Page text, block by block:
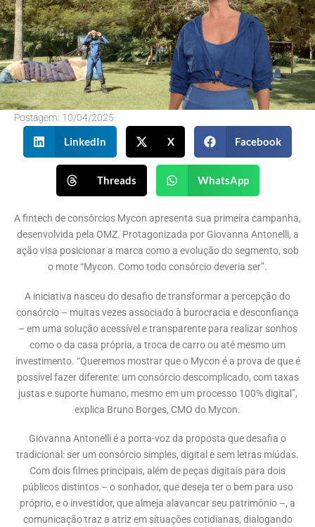
Postagem: 10/04/2025
LinkedIn X Facebook
Threads WhatsApp
A fintech de consórcios Mycon apresenta sua primeira campanha,
desenvolvida pela OMZ. Protagonizada por Giovanna Antonelli, a
ação visa posicionar a marca como a evolução do segmento, sob
o mote “Mycon. Como todo consórcio deveria ser”.
A iniciativa nasceu do desafio de transformar a percepção do
consórcio – muitas vezes associado à burocracia e desconfiança
– em uma solução acessível e transparente para realizar sonhos
como o da casa própria, a troca de carro ou até mesmo um
investimento. “Queremos mostrar que o Mycon é a prova de que é
possível fazer diferente: um consórcio descomplicado, com taxas
justas e suporte humano, mesmo em um processo 100% digital”,
explica Bruno Borges, CMO do Mycon.
Giovanna Antonelli é a porta-voz da proposta que desafia o
tradicional: ser um consórcio simples, digital e sem letras miúdas.
Com dois filmes principais, além de peças digitais para dois
públicos distintos – o sonhador, que deseja ter o bem para uso
próprio, e o investidor, que almeja alavancar seu patrimônio –, a
comunicação traz a atriz em situações cotidianas, dialogando